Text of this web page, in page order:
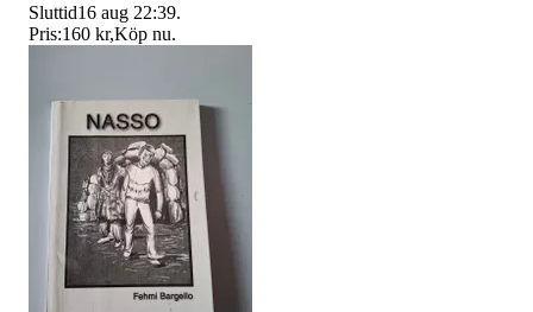
Sluttid16 aug 22:39.
Pris:160 kr,Köp nu.